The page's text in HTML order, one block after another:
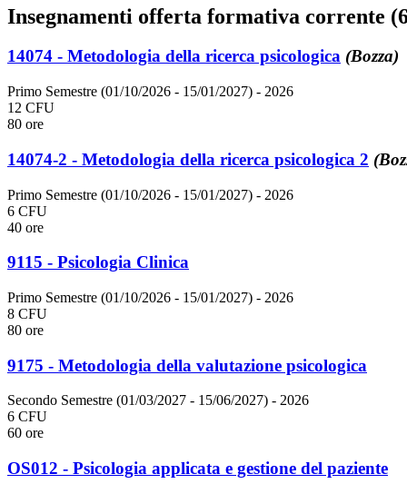
Insegnamenti offerta formativa corrente
14074 - Metodologia della ricerca psicologica (Bozza)
Primo Semestre (01/10/2026 - 15/01/2027) - 2026
12 CFU
80 ore
14074-2 - Metodologia della ricerca psicologica 2
Primo Semestre (01/10/2026 - 15/01/2027) - 2026
6 CFU
40 ore
9115 - Psicologia Clinica
Primo Semestre (01/10/2026 - 15/01/2027) - 2026
8 CFU
80 ore
9175 - Metodologia della valutazione psicologica
Secondo Semestre (01/03/2027 - 15/06/2027) - 2026
6 CFU
60 ore
OS012 - Psicologia applicata e gestione del paziente